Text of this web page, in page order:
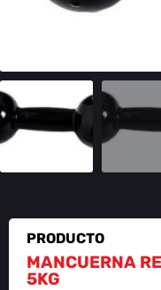
PRODUCTO
MANCUERNA
5KG